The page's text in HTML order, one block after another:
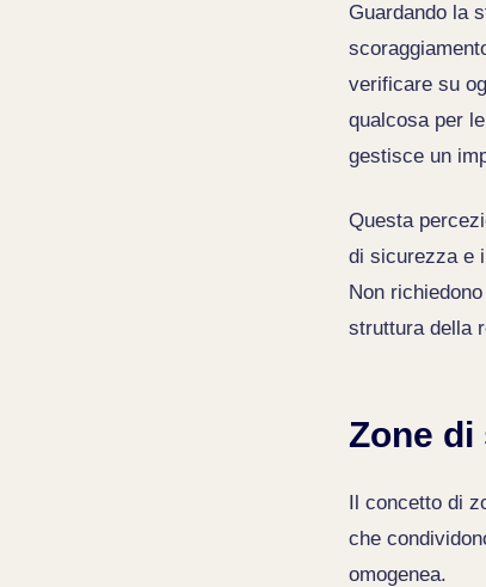
Guardando la
verificare su
qualcosa per
gestisce un
Questa
di sicurezza e
Non
struttura della
Zone
Il concetto di
che
omogenea.